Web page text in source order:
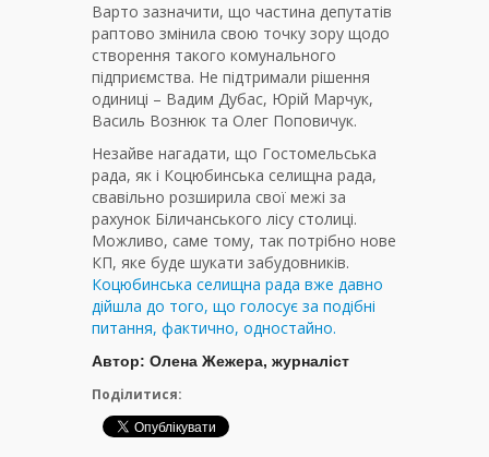
Варто зазначити, що частина депутатів
раптово змінила свою точку зору щодо
створення такого комунального
підприємства. Не підтримали рішення
одиниці – Вадим Дубас, Юрій Марчук,
Василь Вознюк та Олег Поповичук.
Незайве нагадати, що Гостомельська
рада, як і Коцюбинська селищна рада,
свавільно розширила свої межі за
рахунок Біличанського лісу столиці.
Можливо, саме тому, так потрібно нове
КП, яке буде шукати забудовників.
Коцюбинська селищна рада вже давно
дійшла до того, що голосує за подібні
питання, фактично, одностайно.
Автор: Олена Жежера, журналіст
Поділитися: